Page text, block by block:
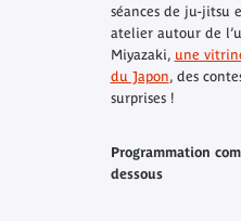
séances de ju-jitsu
atelier autour de
Miyazaki, une
du Japon, des
surprises !
Programmation
dessous